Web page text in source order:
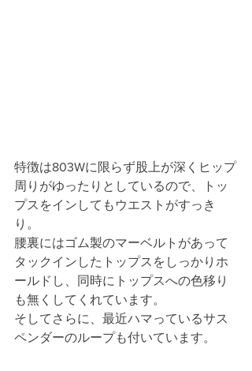
特徴は803Wに限らず股上が深くヒップ
周りがゆったりとしているので、トッ
プスをインしてもウエストがすっき
り。
腰裏にはゴム製のマーベルトがあって
タックインしたトップスをしっかりホ
ールドし、同時にトップスへの色移り
も無くしてくれています。
そしてさらに、最近ハマっているサス
ペンダーのループも付いています。